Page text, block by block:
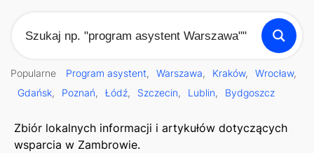
Popularne Program asystent Warszawa Kraków
Wrocław
Gdańsk
Poznań Łódź Szczecin Lublin Bydgoszcz
Zbiór lokalnych informacji i artykułów dotyczących
wsparcia w Zambrowie.